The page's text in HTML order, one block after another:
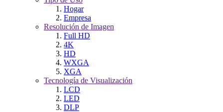
Hogar
Empresa
Resolución de Imagen
Full HD
4K
HD
WXGA
XGA
Tecnología de Visualización
LCD
LED
DLP